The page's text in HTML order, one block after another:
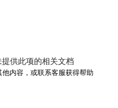
供此项的相关文档
内容，或联系客服获得帮助